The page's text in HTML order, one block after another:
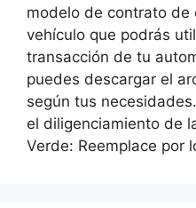
modelo de contrato de
vehículo que podrás
transacción de tu
puedes descargar el
según tus
el diligenciamiento de
Verde: Reemplace por